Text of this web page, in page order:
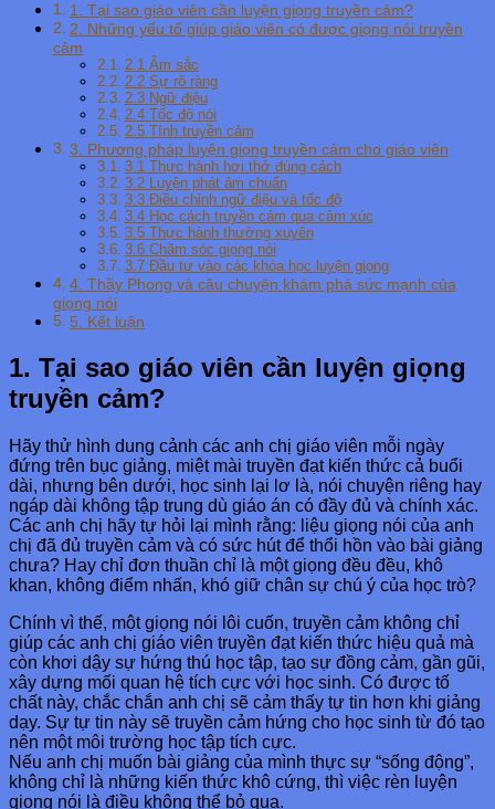
1. Tại sao giáo viên cần luyện giọng truyền cảm?
2. Những yếu tố giúp giáo viên có được giọng nói truyền
cảm
2.1 Âm sắc
2.2 Sự rõ ràng
2.3 Ngữ điệu
2.4 Tốc độ nói
2.5 Tính truyền cảm
3. Phương pháp luyện giọng truyền cảm cho giáo viên
3.1 Thực hành hơi thở đúng cách
3.2 Luyện phát âm chuẩn
3.3 Điều chỉnh ngữ điệu và tốc độ
3.4 Học cách truyền cảm qua cảm xúc
3.5 Thực hành thường xuyên
3.6 Chăm sóc giọng nói
3.7 Đầu tư vào các khóa học luyện giọng
4. Thầy Phong và câu chuyện khám phá sức mạnh của
giọng nói
5. Kết luận
1. Tại sao giáo viên cần luyện giọng
truyền cảm?
Hãy thử hình dung cảnh các anh chị giáo viên mỗi ngày
đứng trên bục giảng, miệt mài truyền đạt kiến thức cả buổi
dài, nhưng bên dưới, học sinh lại lơ là, nói chuyện riêng hay
ngáp dài không tập trung dù giáo án có đầy đủ và chính xác.
Các anh chị hãy tự hỏi lại mình rằng: liệu giọng nói của anh
chị đã đủ truyền cảm và có sức hút để thổi hồn vào bài giảng
chưa? Hay chỉ đơn thuần chỉ là một giọng đều đều, khô
khan, không điểm nhấn, khó giữ chân sự chú ý của học trò?
Chính vì thế, một giọng nói lôi cuốn, truyền cảm không chỉ
giúp các anh chị giáo viên truyền đạt kiến thức hiệu quả mà
còn khơi dậy sự hứng thú học tập, tạo sự đồng cảm, gần gũi,
xây dựng mối quan hệ tích cực với học sinh. Có được tố
chất này, chắc chắn anh chị sẽ cảm thấy tự tin hơn khi giảng
dạy. Sự tự tin này sẽ truyền cảm hứng cho học sinh từ đó tạo
nên một môi trường học tập tích cực.
Nếu anh chị muốn bài giảng của mình thực sự “sống động”,
không chỉ là những kiến thức khô cứng, thì việc rèn luyện
giọng nói là điều không thể bỏ qua.